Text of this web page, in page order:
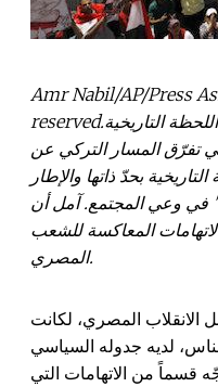
Amr Nabil/AP/Press
reserved.أخيراً، ليست القدرة على تمييز اللحظة التاريخية
تفرّق المسار التركي عن
بحدّ ذاتها والإطار
في وعي المجتمع. آمل أن
المعاكسة للشعب
المصري.
الانقلاب المصري، لكانت
لديه جدوله السياسي
قسماً من الاتهامات التي